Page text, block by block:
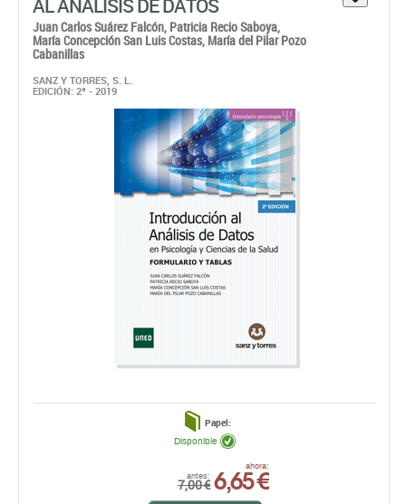
AL ANÁLISIS DE DATOS
Juan Carlos Suárez Falcón, Patricia Recio Saboya,
María Concepción San Luis Costas, María del Pilar Pozo
Cabanillas
SANZ Y TORRES, S. L.
EDICIÓN: 2ª - 2019
Papel:
antes:
7,00 €
ahora:
6,65 €
Disponible